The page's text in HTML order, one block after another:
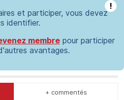
!
et participer, vous devez
identifier.
membrepour participer
avantages.
+ commentés